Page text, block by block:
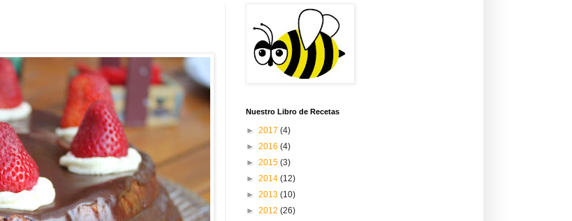
Nuestro Libro de Recetas
► 2017 (4)
► 2016 (4)
► 2015 (3)
► 2014 (12)
► 2013 (10)
► 2012 (26)